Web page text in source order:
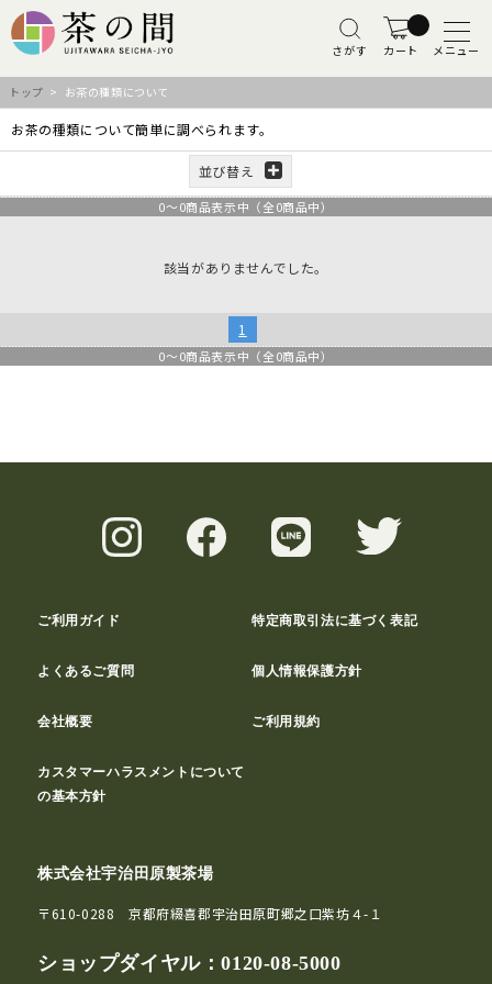
さがす カート メニュー
トップ > お茶の種類について
お茶の種類について簡単に調べられます。
並び替え
0～0商品表示中（全0商品中）
該当がありませんでした。
1
0～0商品表示中（全0商品中）
ご利用ガイド 特定商取引法に基づく表記
よくあるご質問 個人情報保護方針
会社概要 ご利用規約
カスタマーハラスメントについて
の基本方針
株式会社宇治田原製茶場
〒610-0288 京都府綴喜郡宇治田原町郷之口紫坊４-１
ショップダイヤル：0120-08-5000